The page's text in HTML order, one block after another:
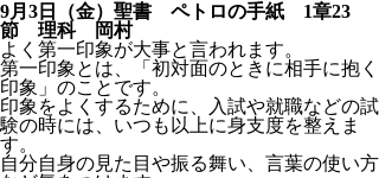
9月3日（金）聖書 ペトロの手紙 1章23
節 理科 岡村
よく第一印象が大事と言われます。
第一印象とは、「初対面のときに相手に抱く
印象」のことです。
印象をよくするために、入試や就職などの試
験の時には、いつも以上に身支度を整えま
す。
自分自身の見た目や振る舞い、言葉の使い方